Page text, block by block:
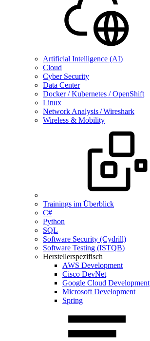
Artificial Intelligence (AI)
Cloud
Cyber Security
Data Center
Docker / Kubernetes / OpenShift
Linux
Network Analysis / Wireshark
Wireless & Mobility
Trainings im Überblick
C#
Python
SQL
Software Security (Cydrill)
Software Testing (ISTQB)
Herstellerspezifisch
AWS Development
Cisco DevNet
Google Cloud Development
Microsoft Development
Spring